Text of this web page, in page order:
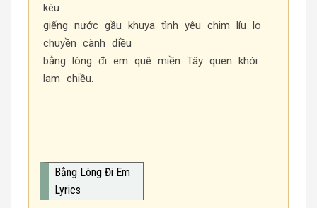
kêu
giếng nước gầu khuya tình yêu chim líu lo
chuyền cành điều
bằng lòng đi em quê miền Tây quen khói
lam chiều.
Bằng Lòng Đi Em
Lyrics